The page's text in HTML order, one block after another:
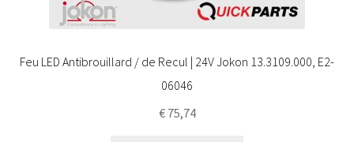
Feu LED Antibrouillard / de Recul | 24V Jokon 13.3109.000, E2-
06046
€75,74